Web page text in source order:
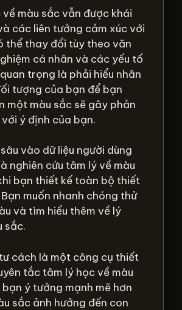
về màu sắc vẫn được khái
các liên tưởng cảm xúc với
thể thay đổi tùy theo văn
cá nhân và các yếu tố
trọng là phải hiểu nhân
tượng của bạn để bạn
một màu sắc sẽ gây phản
ý định của bạn.
vào dữ liệu người dùng
nghiên cứu tâm lý về màu
bạn thiết kế toàn bộ thiết
muốn nhanh chóng thử
và tìm hiểu thêm về lý
sắc.
cách là một công cụ thiết
tắc tâm lý học về màu
ý tưởng mạnh mẽ hơn
sắc ảnh hưởng đến con